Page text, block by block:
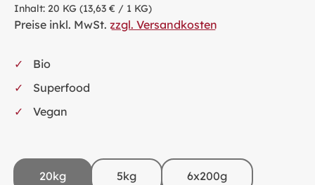
Inhalt: 20 KG (13,63 € / 1 KG)
Preise inkl. MwSt. zzgl. Versandkosten
Bio
Superfood
Vegan
20kg 5kg 6x200g